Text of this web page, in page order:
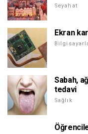
Seyahat
Ekran
Sabah,
tedavi
Sağlık